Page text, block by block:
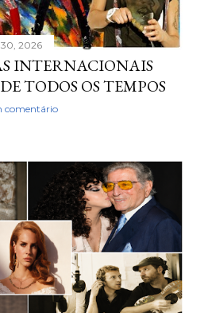
convencê-la a fazer
2026
INTERNACIONAIS
TODOS OS TEMPOS
comentário